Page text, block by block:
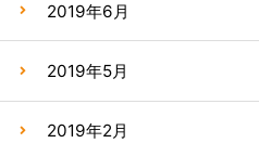
2019年6月
2019年5月
2019年2月